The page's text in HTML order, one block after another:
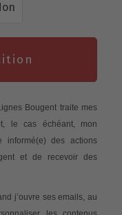
Bougent traite mes
le cas échéant, mon
informé(e) des actions
et de recevoir des
j’ouvre ses emails, au